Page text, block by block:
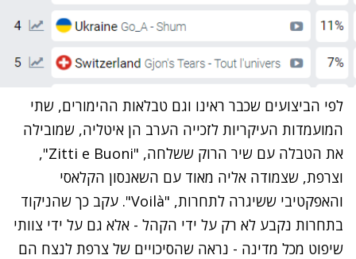
לפי הביצועים שכבר ראינו וגם טבלאות ההימורים, שתי
המועמדות העיקריות לזכייה הערב הן איטליה, שמובילה
את הטבלה עם שיר הרוק ששלחה, "Zitti e Buoni",
וצרפת, שצמודה אליה מאוד עם השאנסון הקלאסי
והאפקטיבי ששיגרה לתחרות, "Voilà"
. עקב כך שהניקוד
בתחרות נקבע לא רק על ידי הקהל - אלא גם על ידי צוותי
שיפוט מכל מדינה - נראה שהסיכויים של צרפת לנצח הם